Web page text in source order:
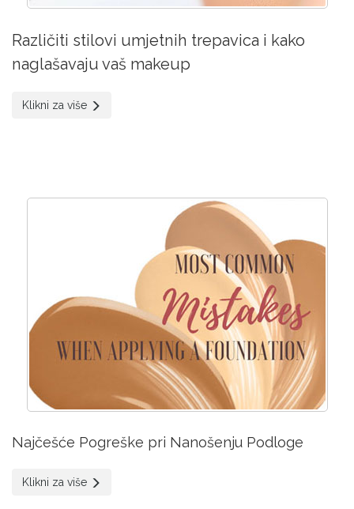
Različiti stilovi umjetnih trepavica i kako
naglašavaju vaš makeup
Klikni za više
Najčešće Pogreške pri Nanošenju Podloge
Klikni za više